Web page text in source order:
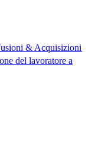
& Acquisizioni​​
del lavoratore a